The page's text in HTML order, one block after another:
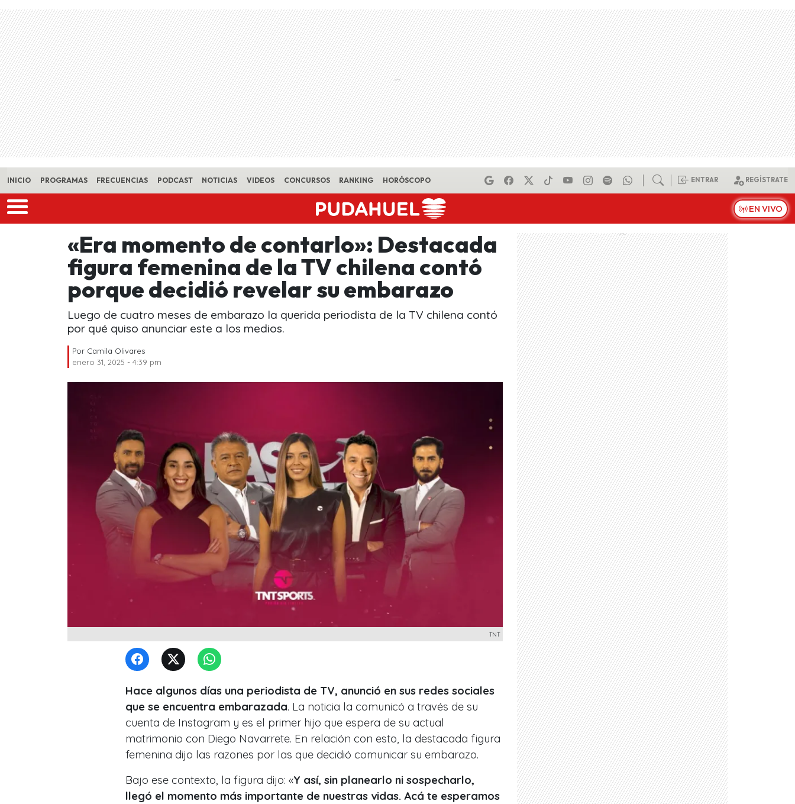
Skip to main content
INICIO PROGRAMAS FRECUENCIAS PODCAST NOTICIAS VIDEOS CONCURSOS RANKING HORÓSCOPO ENTRAR REGÍSTRATE
EN VIVO
«Era momento de contarlo»: Destacada
figura femenina de la TV chilena contó
porque decidió revelar su embarazo
Luego de cuatro meses de embarazo la querida periodista de la TV chilena contó
por qué quiso anunciar este a los medios.
Por Camila Olivares
enero 31, 2025 - 4:39 pm
TNT
Hace algunos días una periodista de TV, anunció en sus redes sociales
que se encuentra embarazada. La noticia la comunicó a través de su
cuenta de Instagram y es el primer hijo que espera de su actual
matrimonio con Diego Navarrete. En relación con esto, la destacada figura
femenina dijo las razones por las que decidió comunicar su embarazo.
Bajo ese contexto, la figura dijo: «Y así, sin planearlo ni sospecharlo,
llegó el momento más importante de nuestras vidas. Acá te esperamos